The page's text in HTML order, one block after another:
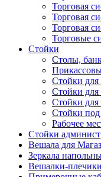
Торговая
Торговая
Торговая
Торговые
Стойки
Столы,
Стойки для
Стойки для
Стойки для
Стойки
Рабочее
Стойки
Вешала для
Зеркала
Вешалки-плечики